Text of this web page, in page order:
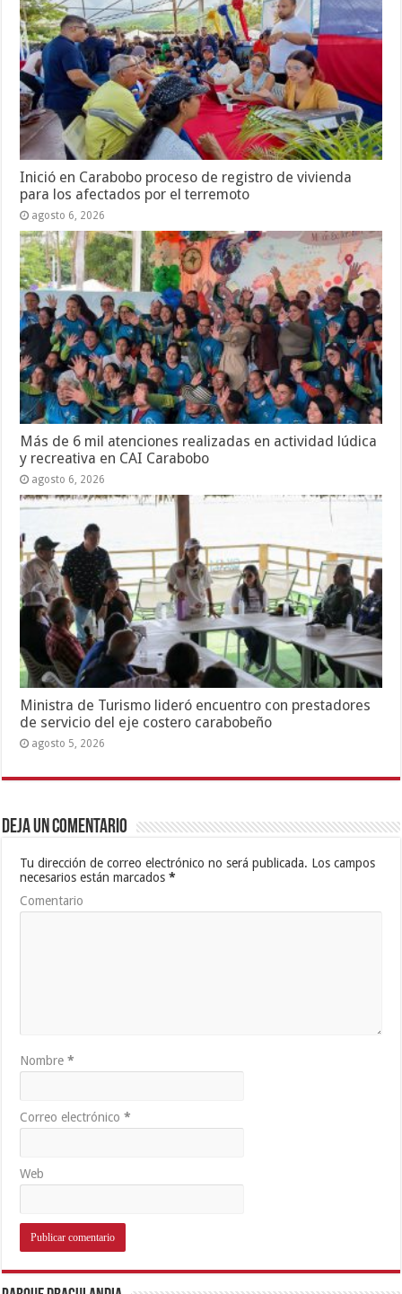
Inició en Carabobo proceso de registro de vivienda
para los afectados por el terremoto
agosto 6, 2026
Más de 6 mil atenciones realizadas en actividad lúdica
y recreativa en CAI Carabobo
agosto 6, 2026
Ministra de Turismo lideró encuentro con prestadores
de servicio del eje costero carabobeño
agosto 5, 2026
Deja un comentario
Tu dirección de correo electrónico no será publicada. Los campos
necesarios están marcados*
Comentario
Nombre*
Correo electrónico*
Web